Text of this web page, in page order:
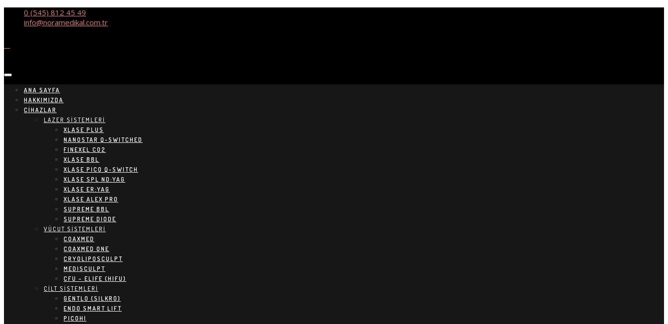
0 (545) 812 45 49
info@noramedikal.com.tr
ANA SAYFA
HAKKIMIZDA
CIHAZLAR
LAZER SİSTEMLERİ
XLASE PLUS
NANOSTAR Q-SWITCHED
FINEXEL CO2
XLASE BBL
XLASE PICO Q-SWITCH
XLASE SPL ND:YAG
XLASE ER:YAG
XLASE ALEX PRO
SUPREME BBL
SUPREME DIODE
VÜCUT SİSTEMLERİ
COAXMED
COAXMED ONE
CRYOLIPOSCULPT
MEDISCULPT
CFU – ELIFE (HIFU)
CİLT SİSTEMLERİ
GENTLO (SILKRO)
ENDO SMART LIFT
PICOHI